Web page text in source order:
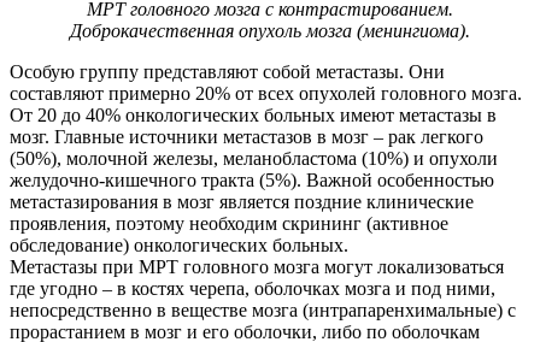
МРТ головного мозга с контрастированием.
Доброкачественная опухоль мозга (менингиома).
Особую группу представляют собой метастазы. Они
составляют примерно 20% от всех опухолей головного мозга.
От 20 до 40% онкологических больных имеют метастазы в
мозг. Главные источники метастазов в мозг – рак легкого
(50%), молочной железы, меланобластома (10%) и опухоли
желудочно-кишечного тракта (5%). Важной особенностью
метастазирования в мозг является поздние клинические
проявления, поэтому необходим скрининг (активное
обследование) онкологических больных.
Метастазы при МРТ головного мозга могут локализоваться
где угодно – в костях черепа, оболочках мозга и под ними,
непосредственно в веществе мозга (интрапаренхимальные) с
прорастанием в мозг и его оболочки, либо по оболочкам